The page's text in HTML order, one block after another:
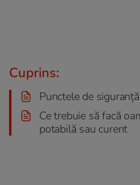
Cuprins:
Punctele de siguranță
Ce trebuie să facă
potabilă sau curent